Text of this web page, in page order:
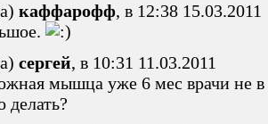
каффарофф, в 12:38 15.03.2011
сергей, в 10:31 11.03.2011
мышца уже 6 мес врачи не в
делать?